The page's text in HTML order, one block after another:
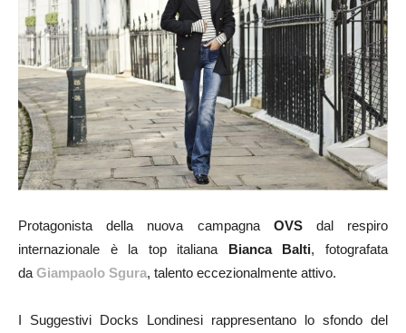
Protagonista della nuova campagna OVSdal respiro
internazionale è la top italiana Bianca Balti, fotografata
da Giampaolo Sgura, talento eccezionalmente attivo.
I Suggestivi Docks Londinesi rappresentano lo sfondo del